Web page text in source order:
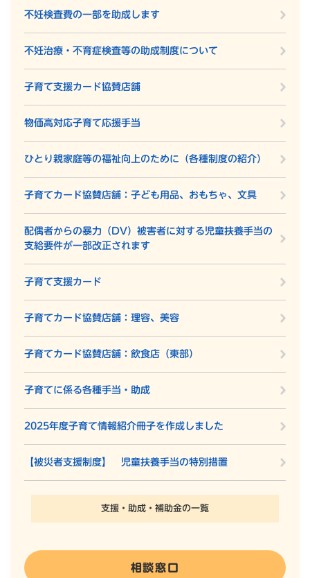
不妊検査費の一部を助成します
不妊治療・不育症検査等の助成制度について
子育て支援カード協賛店舗
物価高対応子育て応援手当
ひとり親家庭等の福祉向上のために（各種制度の紹介）
子育てカード協賛店舗：子ども用品、おもちゃ、文具
配偶者からの暴力（DV）被害者に対する児童扶養手当の
支給要件が一部改正されます
子育て支援カード
子育てカード協賛店舗：理容、美容
子育てカード協賛店舗：飲食店（東部）
子育てに係る各種手当・助成
2025年度子育て情報紹介冊子を作成しました
【被災者支援制度】 児童扶養手当の特別措置
支援・助成・補助金の一覧
相談窓口